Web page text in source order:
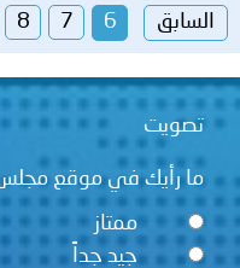
السابق 6
7
8
تصويت
ما رأيك في موقع مجلس
ممتاز
جيد جداً